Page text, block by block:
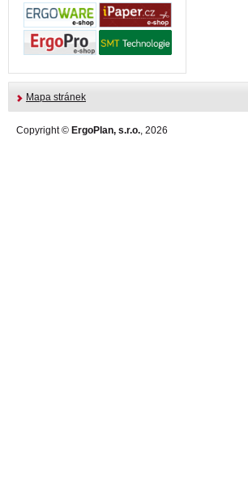
Mapa stránek
Copyright © ErgoPlan, s.r.o., 2026